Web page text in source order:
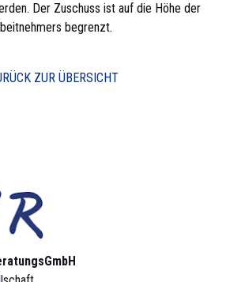
Der Zuschuss ist auf die Höhe der
begrenzt.
ZUR ÜBERSICHT